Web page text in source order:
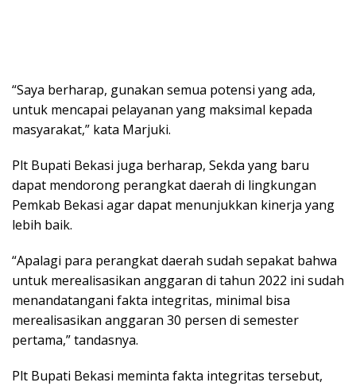
“Saya berharap, gunakan semua potensi yang ada,
untuk mencapai pelayanan yang maksimal kepada
masyarakat,” kata Marjuki.
Plt Bupati Bekasi juga berharap, Sekda yang baru
dapat mendorong perangkat daerah di lingkungan
Pemkab Bekasi agar dapat menunjukkan kinerja yang
lebih baik.
“Apalagi para perangkat daerah sudah sepakat bahwa
untuk merealisasikan anggaran di tahun 2022 ini sudah
menandatangani fakta integritas, minimal bisa
merealisasikan anggaran 30 persen di semester
pertama,” tandasnya.
Plt Bupati Bekasi meminta fakta integritas tersebut,